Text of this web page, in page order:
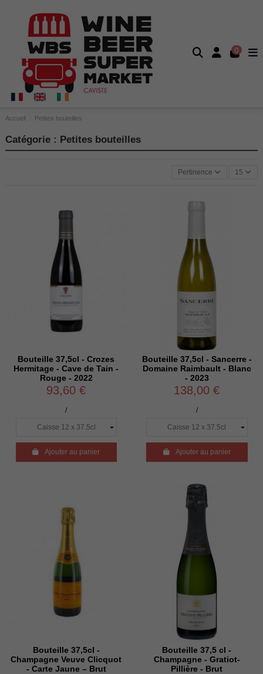
0
Accueil Petites bouteilles
Catégorie : Petites bouteilles
Pertinence 15
Bouteille 37,5cl - Crozes
Hermitage - Cave de Tain -
Rouge - 2022
93,60 €
/
Ajouter au panier
Bouteille 37,5cl - Sancerre -
Domaine Raimbault - Blanc
- 2023
138,00 €
/
Ajouter au panier
Bouteille 37,5cl -
Champagne Veuve Clicquot
- Carte Jaune – Brut
Bouteille 37,5 cl -
Champagne - Gratiot-
Pillière - Brut